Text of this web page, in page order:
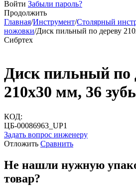
Войти Забыли пароль?
Продолжить
Главная/Инструмент/Столярный
ножовки/Диск пильный по дереву
Сибртех
Диск пильный по
210х30 мм, 36
КОД:
ЦБ-00086963_UP1
Задать вопрос инженеру
Отложить Сравнить
Не нашли нужную
товар?